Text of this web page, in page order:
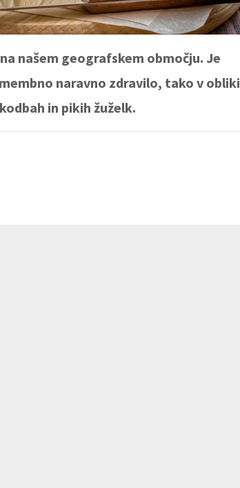
našem geografskem območju. Je
naravno zdravilo, tako v obliki
in pikih žuželk.